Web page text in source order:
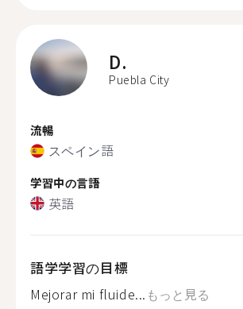
D.
Puebla City
流暢
スペイン語
学習中の言語
英語
語学学習の目標
Mejorar mi fluide... もっと見る